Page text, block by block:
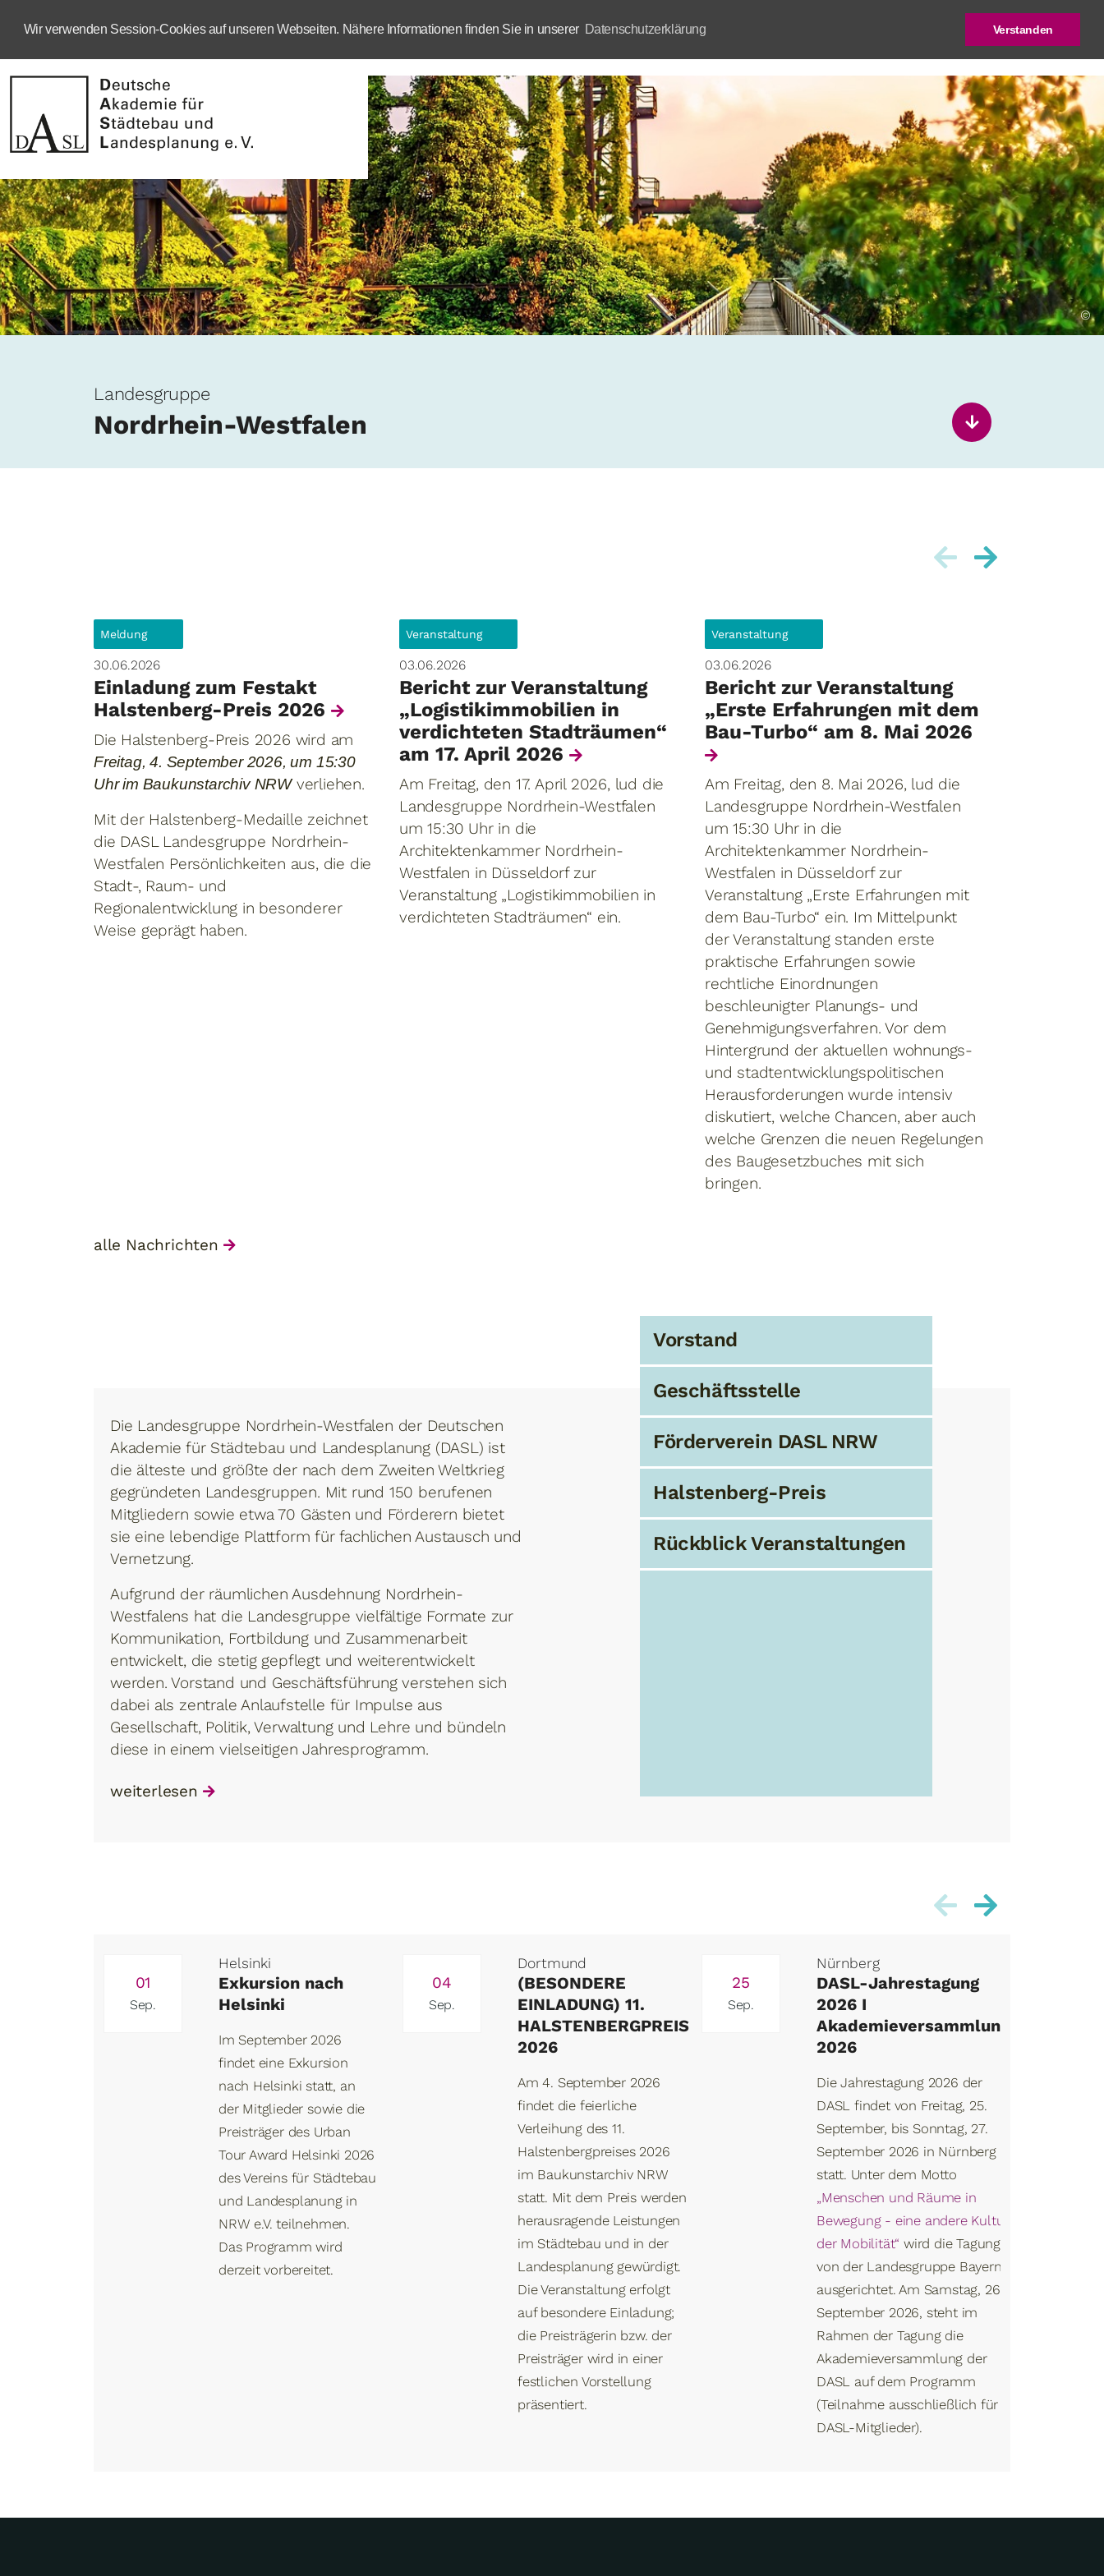
Wir verwenden Session-Cookies auf unseren Webseiten. Nähere Informationen finden Sie in unserer Datenschutzerklärung Verstanden
Aktuelles Akademie Deutscher Städtebaupreis
©
Landesgruppe
Nordrhein-Westfalen
Meldung
30.06.2026
Einladung zum Festakt
Halstenberg-Preis 2026
Die Halstenberg-Preis 2026 wird am
Freitag, 4. September 2026, um 15:30
Uhr im Baukunstarchiv NRWverliehen.
Mit der Halstenberg-Medaille zeichnet
die DASL Landesgruppe Nordrhein-
Westfalen Persönlichkeiten aus, die die
Stadt-, Raum- und
Regionalentwicklung in besonderer
Weise geprägt haben.
Veranstaltung
03.06.2026
Bericht zur Veranstaltung
„Logistikimmobilien in
verdichteten Stadträumen“
am 17. April 2026
Am Freitag, den 17. April 2026, lud die
Landesgruppe Nordrhein-Westfalen
um 15:30 Uhr in die
Architektenkammer Nordrhein-
Westfalen in Düsseldorf zur
Veranstaltung „Logistikimmobilien in
verdichteten Stadträumen“ ein.
Veranstaltung
03.06.2026
Bericht zur Veranstaltung
„Erste Erfahrungen mit dem
Bau-Turbo“ am 8. Mai 2026
Am Freitag, den 8. Mai 2026, lud die
Landesgruppe Nordrhein-Westfalen
um 15:30 Uhr in die
Architektenkammer Nordrhein-
Westfalen in Düsseldorf zur
Veranstaltung „Erste Erfahrungen mit
dem Bau-Turbo“ ein. Im Mittelpunkt
der Veranstaltung standen erste
praktische Erfahrungen sowie
rechtliche Einordnungen
beschleunigter Planungs- und
Genehmigungsverfahren. Vor dem
Hintergrund der aktuellen wohnungs-
und stadtentwicklungspolitischen
Herausforderungen wurde intensiv
diskutiert, welche Chancen, aber auch
welche Grenzen die neuen Regelungen
des Baugesetzbuches mit sich
bringen.
alle Nachrichten
Die Landesgruppe Nordrhein-Westfalen der Deutschen
Akademie für Städtebau und Landesplanung (DASL) ist
die älteste und größte der nach dem Zweiten Weltkrieg
gegründeten Landesgruppen. Mit rund 150 berufenen
Mitgliedern sowie etwa 70 Gästen und Förderern bietet
sie eine lebendige Plattform für fachlichen Austausch und
Vernetzung.
Aufgrund der räumlichen Ausdehnung Nordrhein-
Westfalens hat die Landesgruppe vielfältige Formate zur
Kommunikation, Fortbildung und Zusammenarbeit
entwickelt, die stetig gepflegt und weiterentwickelt
werden. Vorstand und Geschäftsführung verstehen sich
dabei als zentrale Anlaufstelle für Impulse aus
Gesellschaft, Politik, Verwaltung und Lehre und bündeln
diese in einem vielseitigen Jahresprogramm.
weiterlesen
Vorstand
Geschäftsstelle
Förderverein DASL NRW
Halstenberg-Preis
Rückblick Veranstaltungen
01
Sep.
Helsinki
Exkursion nach
Helsinki
Im September 2026
findet eine Exkursion
nach Helsinki statt, an
der Mitglieder sowie die
Preisträger des Urban
Tour Award Helsinki 2026
des Vereins für Städtebau
und Landesplanung in
NRW e.V. teilnehmen.
Das Programm wird
derzeit vorbereitet.
04
Sep.
Dortmund
(BESONDERE
EINLADUNG) 11.
HALSTENBERGPREIS
2026
Am 4. September 2026
findet die feierliche
Verleihung des 11.
Halstenbergpreises 2026
im Baukunstarchiv NRW
statt. Mit dem Preis werden
herausragende Leistungen
im Städtebau und in der
Landesplanung gewürdigt.
Die Veranstaltung erfolgt
auf besondere Einladung;
die Preisträgerin bzw. der
Preisträger wird in einer
festlichen Vorstellung
präsentiert.
25
Sep.
Nürnberg
DASL-Jahrestagung
2026 I
Akademieversammlung
2026
Die Jahrestagung 2026 der
DASL findet von Freitag, 25.
September, bis Sonntag, 27.
September 2026 in Nürnberg
statt. Unter dem Motto
„Menschen und Räume in
Bewegung - eine andere Kultur
der Mobilität“ wird die Tagung
von der Landesgruppe Bayern
ausgerichtet. Am Samstag, 26.
September 2026, steht im
Rahmen der Tagung die
Akademieversammlung der
DASL auf dem Programm
(Teilnahme ausschließlich für
DASL-Mitglieder).